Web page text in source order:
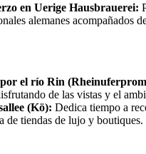
en Uerige Hausbrauerei:
alemanes acompañados
por el río Rin
de las vistas y el
(Kö): Dedica tiempo a
de tiendas de lujo y boutiques.